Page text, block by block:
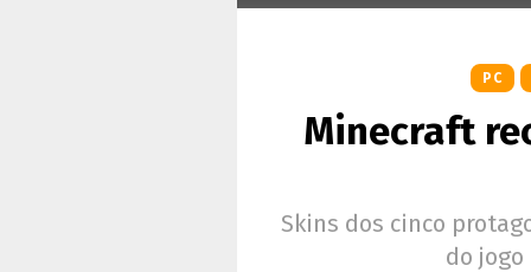
PC
Minecraft
Skins dos cinco
do